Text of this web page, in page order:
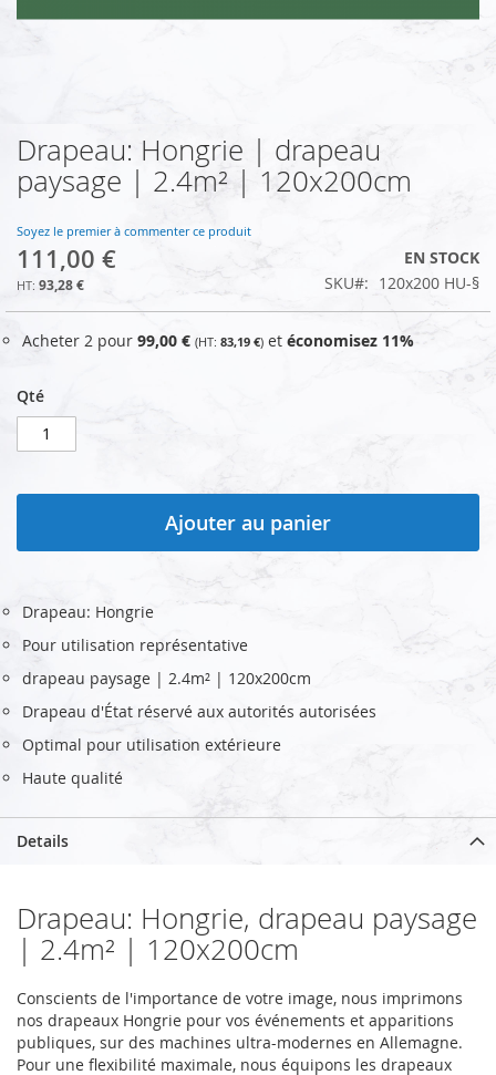
Skip
to
the
of
the
images
gallery
Drapeau: Hongrie | drapeau
paysage | 2.4m² | 120x200cm
Soyez le premier à commenter ce produit
111,00 €
93,28 €
EN STOCK
SKU
120x200 HU-§
Acheter 2 pour 99,00 € 83,19 € et économisez 11%
Qté
Ajouter au panier
Drapeau: Hongrie
Pour utilisation représentative
drapeau paysage | 2.4m² | 120x200cm
Drapeau d'État réservé aux autorités autorisées
Optimal pour utilisation extérieure
Haute qualité
Details
Drapeau: Hongrie, drapeau paysage
| 2.4m² | 120x200cm
Conscients de l'importance de votre image, nous imprimons
nos drapeaux Hongrie pour vos événements et apparitions
publiques, sur des machines ultra-modernes en Allemagne.
Pour une flexibilité maximale, nous équipons les drapeaux